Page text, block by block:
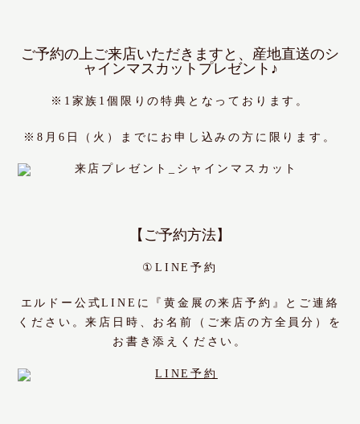
ご予約の上ご来店いただきますと、産地直送のシ
ャインマスカットプレゼント♪
※1家族1個限りの特典となっております。
※8月6日（火）までにお申し込みの方に限ります。
【ご予約方法】
①LINE予約
エルドー公式LINEに『黄金展の来店予約』とご連絡
ください。来店日時、お名前（ご来店の方全員分）を
お書き添えください。